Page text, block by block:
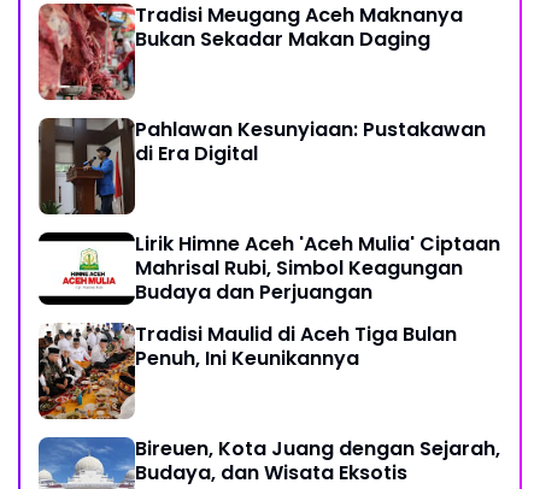
Tradisi Meugang Aceh Maknanya
Bukan Sekadar Makan Daging
Pahlawan Kesunyiaan: Pustakawan
di Era Digital
Lirik Himne Aceh 'Aceh Mulia' Ciptaan
Mahrisal Rubi, Simbol Keagungan
Budaya dan Perjuangan
Tradisi Maulid di Aceh Tiga Bulan
Penuh, Ini Keunikannya
Bireuen, Kota Juang dengan Sejarah,
Budaya, dan Wisata Eksotis